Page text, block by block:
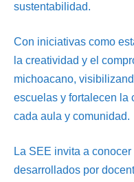
sustentabilidad.
Con iniciativas como
la creatividad y el
michoacano,
escuelas y fortalecen la
cada aula y comunidad.
La SEE invita a
desarrollados por